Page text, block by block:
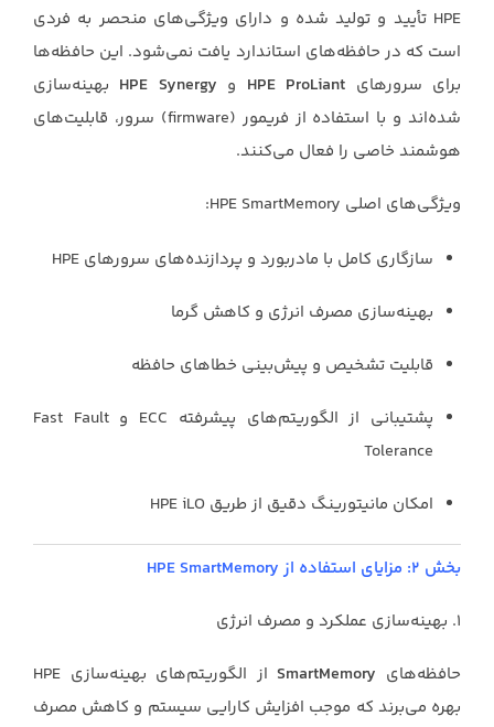
HPE تأیید و تولید شده و دارای ویژگی‌های منحصر به فردی
است که در حافظه‌های استاندارد یافت نمی‌شود. این حافظه‌ها
برای سرورهای HPE ProLiant و HPE Synergy بهینه‌سازی
شده‌اند و با استفاده از فریمور (firmware) سرور، قابلیت‌های
هوشمند خاصی را فعال می‌کنند.
ویژگی‌های اصلی HPE SmartMemory:
سازگاری کامل با مادربورد و پردازنده‌های سرورهای HPE
بهینه‌سازی مصرف انرژی و کاهش گرما
قابلیت تشخیص و پیش‌بینی خطاهای حافظه
پشتیبانی از الگوریتم‌های پیشرفته ECC و Fast Fault
Tolerance
امکان مانیتورینگ دقیق از طریق HPE iLO
بخش ۲: مزایای استفاده از HPE SmartMemory
۱. بهینه‌سازی عملکرد و مصرف انرژی
حافظه‌های SmartMemory
از الگوریتم‌های بهینه‌سازی HPE
بهره می‌برند که موجب افزایش کارایی سیستم و کاهش مصرف